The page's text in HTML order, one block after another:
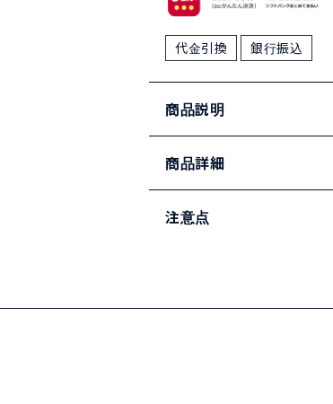
代金引換 銀行振込
商品説明
商品詳細
注意点